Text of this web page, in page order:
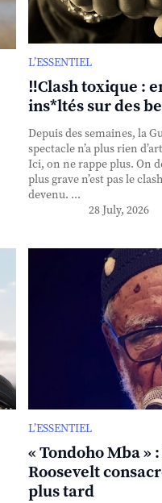
L’ESSENTIEL
‼️Clash toxique :
ins*ltés sur des
Depuis des semaines, la
spectacle n’a plus rien
Ici, on ne rappe plus. On
plus grave n’est pas le
devenu. ...
28 July, 2026
L’ESSENTIEL
« Tondoho Mba »
Roosevelt
plus tard